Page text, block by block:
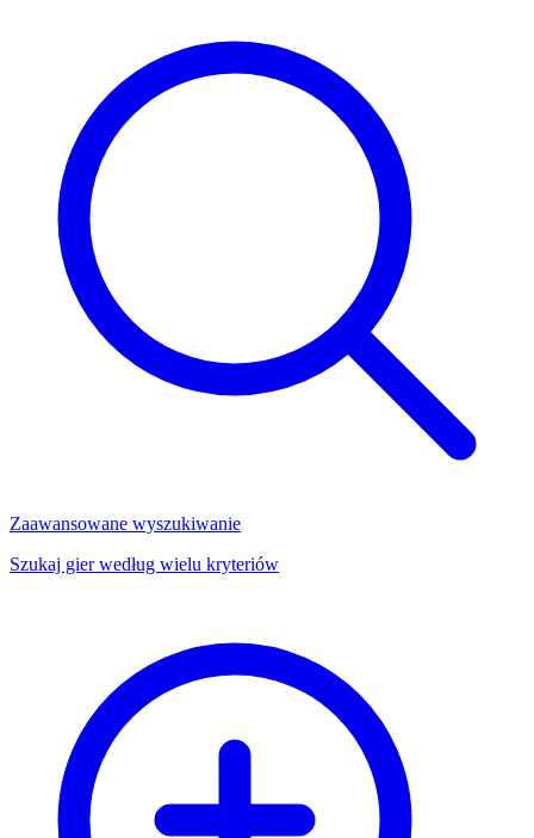
Zaawansowane wyszukiwanie
Szukaj gier według wielu kryteriów